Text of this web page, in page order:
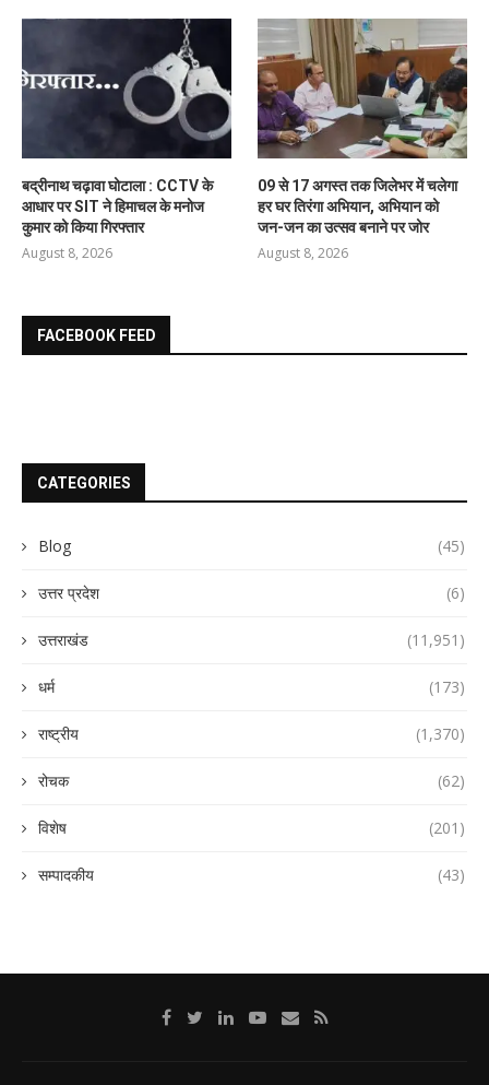
बद्रीनाथ चढ़ावा घोटाला : CCTV के
आधार पर SIT ने हिमाचल के मनोज
कुमार को किया गिरफ्तार
August 8, 2026
09 से 17 अगस्त तक जिलेभर में चलेगा
हर घर तिरंगा अभियान, अभियान को
जन-जन का उत्सव बनाने पर जोर
August 8, 2026
FACEBOOK FEED
CATEGORIES
Blog (45)
उत्तर प्रदेश (6)
उत्तराखंड (11,951)
धर्म (173)
राष्ट्रीय (1,370)
रोचक (62)
विशेष (201)
सम्पादकीय (43)